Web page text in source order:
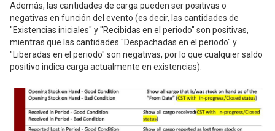
Además, las cantidades de carga pueden ser positivas o
negativas en función del evento (es decir, las cantidades de
"Existencias iniciales" y "Recibidas en el periodo" son positivas,
mientras que las cantidades "Despachadas en el periodo" y
"Liberadas en el periodo" son negativas, por lo que cualquier saldo
positivo indica carga actualmente en existencias).